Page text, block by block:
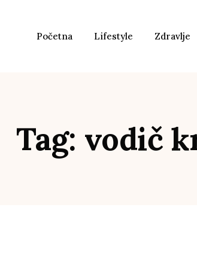
Početna Lifestyle Zdravlje
Tag: vodič